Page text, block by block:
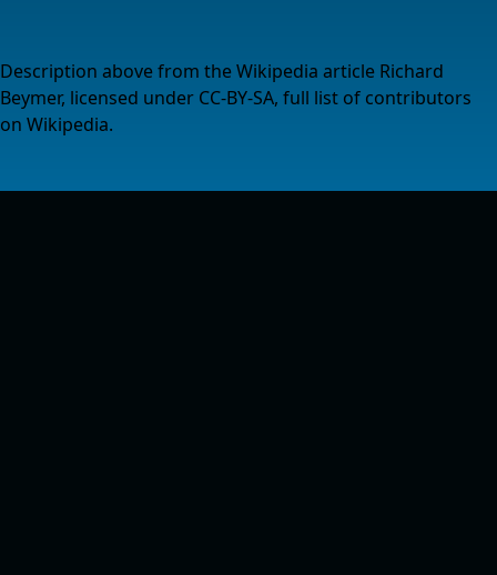
Description above from the Wikipedia article Richard
Beymer, licensed under CC-BY-SA, full list of contributors
on Wikipedia.